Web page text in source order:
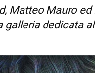
Matteo Mauro ed
dedicata